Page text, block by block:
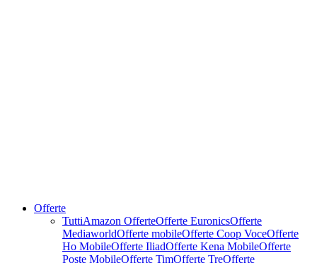
Offerte
TuttiAmazon OfferteOfferte EuronicsOfferte
MediaworldOfferte mobileOfferte Coop VoceOfferte
Ho MobileOfferte IliadOfferte Kena MobileOfferte
Poste MobileOfferte TimOfferte TreOfferte